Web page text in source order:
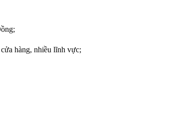
hàng, nhiều lĩnh vực;